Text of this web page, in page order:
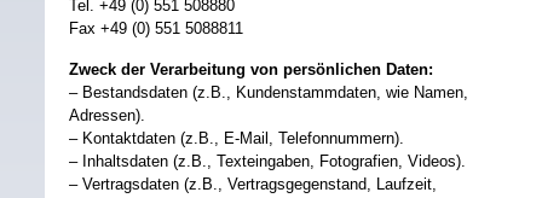
Tel. +49 (0) 551 508880
Fax +49 (0) 551 5088811
Zweck der Verarbeitung von persönlichen Daten:
– Bestandsdaten (z.B., Kundenstammdaten, wie Namen,
Adressen).
– Kontaktdaten (z.B., E-Mail, Telefonnummern).
– Inhaltsdaten (z.B., Texteingaben, Fotografien, Videos).
– Vertragsdaten (z.B., Vertragsgegenstand, Laufzeit,